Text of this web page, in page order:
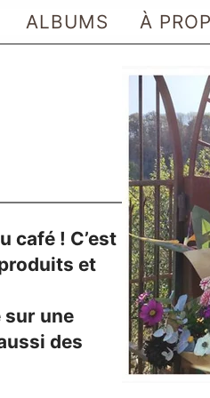
ALBUMS À
café ! C’est
et
sur une
des